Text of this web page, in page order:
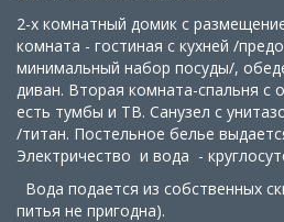
2-х комнатный домик с
комната - гостиная с кухней /
минимальный набор посуды/,
диван. Вторая комната-спальня
есть тумбы и ТВ. Санузел с
/титан. Постельное белье
Электричество и вода -
Вода подается из собственных
питья не пригодна).